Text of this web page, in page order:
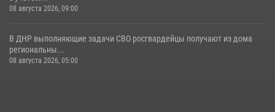
08 августа 2026, 09:00
В ДНР выполняющие задачи СВО росгвардейцы получают из дома
региональны...
08 августа 2026, 05:00